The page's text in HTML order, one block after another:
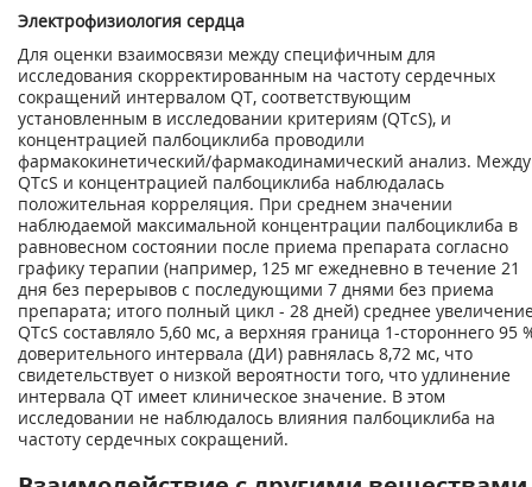
Электрофизиология сердца
Для оценки взаимосвязи между специфичным для
исследования скорректированным на частоту сердечных
сокращений интервалом QT, соответствующим
установленным в исследовании критериям (QTcS), и
концентрацией палбоциклиба проводили
фармакокинетический/фармакодинамический анализ. Между
QTcS и концентрацией палбоциклиба наблюдалась
положительная корреляция. При среднем значении
наблюдаемой максимальной концентрации палбоциклиба в
равновесном состоянии после приема препарата согласно
графику терапии (например, 125 мг ежедневно в течение 21
дня без перерывов с последующими 7 днями без приема
препарата; итого полный цикл - 28 дней) среднее
QTcS составляло 5,60 мс, а верхняя граница 1-стороннего 95
доверительного интервала (ДИ) равнялась 8,72 мс, что
свидетельствует о низкой вероятности того, что удлинение
интервала QT имеет клиническое значение. В этом
исследовании не наблюдалось влияния палбоциклиба на
частоту сердечных сокращений.